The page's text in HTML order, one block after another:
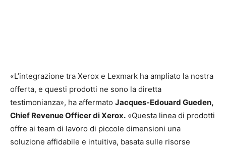
«L’integrazione tra Xerox e Lexmark ha ampliato la nostra
offerta, e questi prodotti ne sono la diretta
testimonianza», ha affermato Jacques-Edouard Gueden,
Chief Revenue Officer di Xerox. «Questa linea di prodotti
offre ai team di lavoro di piccole dimensioni una
soluzione affidabile e intuitiva, basata sulle risorse